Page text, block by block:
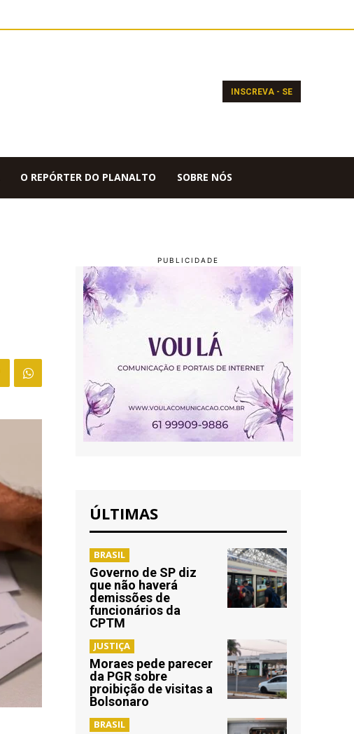
INSCREVA - SE
O REPÓRTER DO PLANALTO SOBRE NÓS
ÚLTIMAS
BRASIL
Governo de SP diz
que não haverá
demissões de
funcionários da
CPTM
JUSTIÇA
Moraes pede parecer
da PGR sobre
proibição de visitas a
Bolsonaro
BRASIL